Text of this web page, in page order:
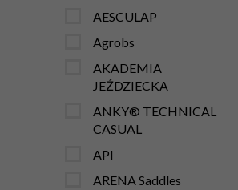
AESCULAP
Agrobs
AKADEMIA
JEŹDZIECKA
ANKY® TECHNICAL
CASUAL
API
ARENA Saddles